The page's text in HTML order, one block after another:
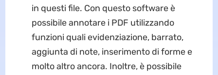
in questi file. Con questo software è
possibile annotare i PDF utilizzando
funzioni quali evidenziazione, barrato,
aggiunta di note, inserimento di forme e
molto altro ancora. Inoltre, è possibile